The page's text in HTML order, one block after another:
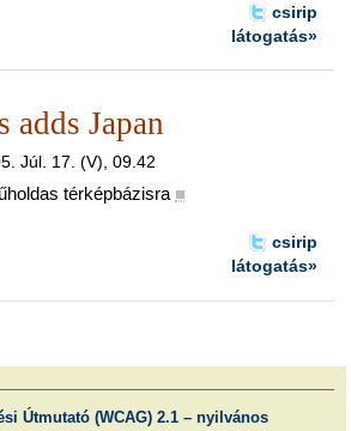
csirip
látogatás»
adds Japan
Júl. 17. (V), 09.42
térképbázisra ■
csirip
látogatás»
Útmutató (WCAG) 2.1 – nyilvános